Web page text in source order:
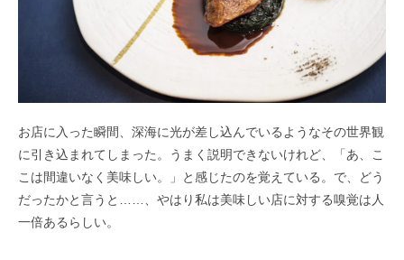
お店に入った瞬間、深海に光が差し込んでいるようなその世界観
に引き込まれてしまった。うまく説明できないけれど、「あ、こ
こは間違いなく美味しい。」と感じたのを覚えている。で、どう
だったかと言うと……、やはり私は美味しい店に対する嗅覚は人
一倍あるらしい。